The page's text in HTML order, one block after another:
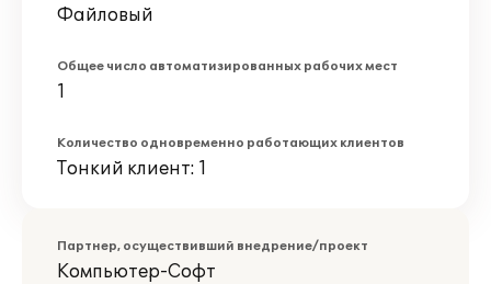
Файловый
Общее число автоматизированных рабочих мест
1
Количество одновременно работающих клиентов
Тонкий клиент: 1
Партнер, осуществивший внедрение/проект
Компьютер-Софт